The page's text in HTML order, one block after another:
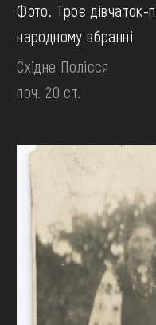
Фото. Троє дівчаток-
народному вбранні
Східне Полісся
поч. 20 ст.